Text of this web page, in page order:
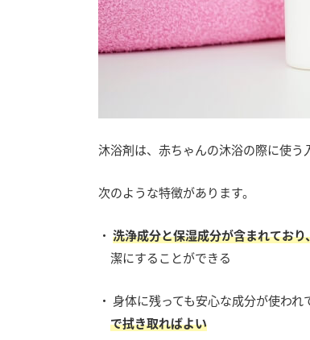
沐浴剤は、赤ちゃんの沐浴の際に使う
次のような特徴があります。
・ 洗浄成分と保湿成分が含まれてお
潔にすることができる
・ 身体に残っても安心な成分が使われ
で拭き取ればよい